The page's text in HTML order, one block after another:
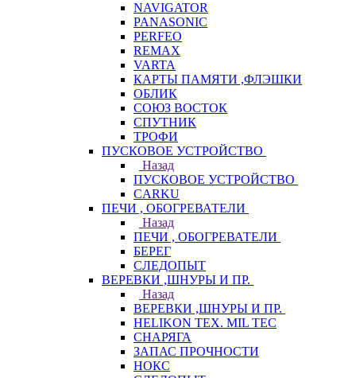
NAVIGATOR
PANASONIC
PERFEO
REMAX
VARTA
КАРТЫ ПАМЯТИ ,ФЛЭШКИ
ОБЛИК
СОЮЗ ВОСТОК
СПУТНИК
ТРОФИ
ПУСКОВОЕ УСТРОЙСТВО
Назад
ПУСКОВОЕ УСТРОЙСТВО
CARKU
ПЕЧИ , ОБОГРЕВАТЕЛИ
Назад
ПЕЧИ , ОБОГРЕВАТЕЛИ
БЕРЕГ
СЛЕДОПЫТ
ВЕРЕВКИ ,ШНУРЫ И ПР.
Назад
ВЕРЕВКИ ,ШНУРЫ И ПР.
HELIKON TEX. MIL TEC
СНАРЯГА
ЗАПАС ПРОЧНОСТИ
НОКС